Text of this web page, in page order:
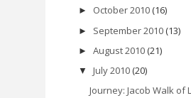
► October 2010 (16)
► September 2010 (13)
► August 2010 (21)
▼ July 2010 (20)
Journey: Jacob Walk of